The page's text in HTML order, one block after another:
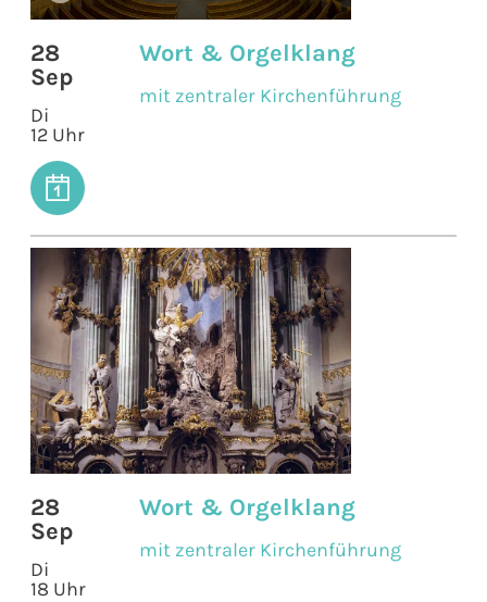
28
Sep
Di
12 Uhr
Wort & Orgelklang
mit zentraler Kirchenführung
28
Sep
Di
18 Uhr
Wort & Orgelklang
mit zentraler Kirchenführung